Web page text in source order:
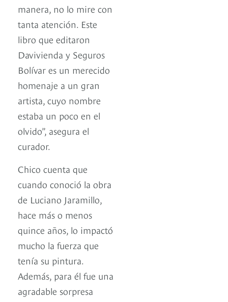
manera, no lo mire con
tanta atención. Este
libro que editaron
Davivienda y Seguros
Bolívar es un merecido
homenaje a un gran
artista, cuyo nombre
estaba un poco en el
olvido”, asegura el
curador.
Chico cuenta que
cuando conoció la obra
de Luciano Jaramillo,
hace más o menos
quince años, lo impactó
mucho la fuerza que
tenía su pintura.
Además, para él fue una
agradable sorpresa